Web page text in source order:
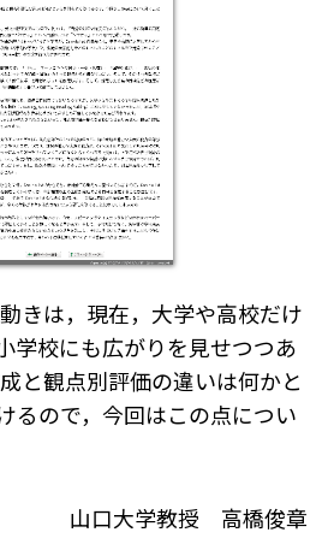
きは，現在，大学や高校だけ
学校にも広がりを見せつつあ
と観点別評価の違いは何かと
るので，今回はこの点につい
山口大学教授 高橋俊章